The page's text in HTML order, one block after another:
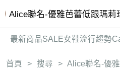
最新商品SALE女鞋流行趨勢
首頁 > 搜尋 > Alice聯名-優